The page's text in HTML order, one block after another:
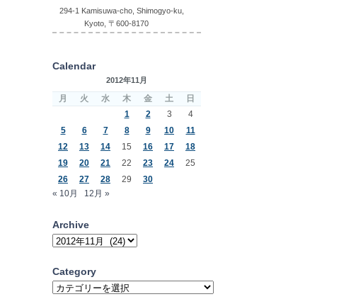
294-1 Kamisuwa-cho, Shimogyo-ku,
Kyoto, 〒600-8170
Calendar
2012年11月
月 火 水 木 金 土
日
1
2 3
4
5
6 7 8 9 10
11
12
13 14 15 16 17
18
19
20 21 22 23 24
25
26
27 28 29
30
« 10月
12月 »
Archive
Archive
Category
Category